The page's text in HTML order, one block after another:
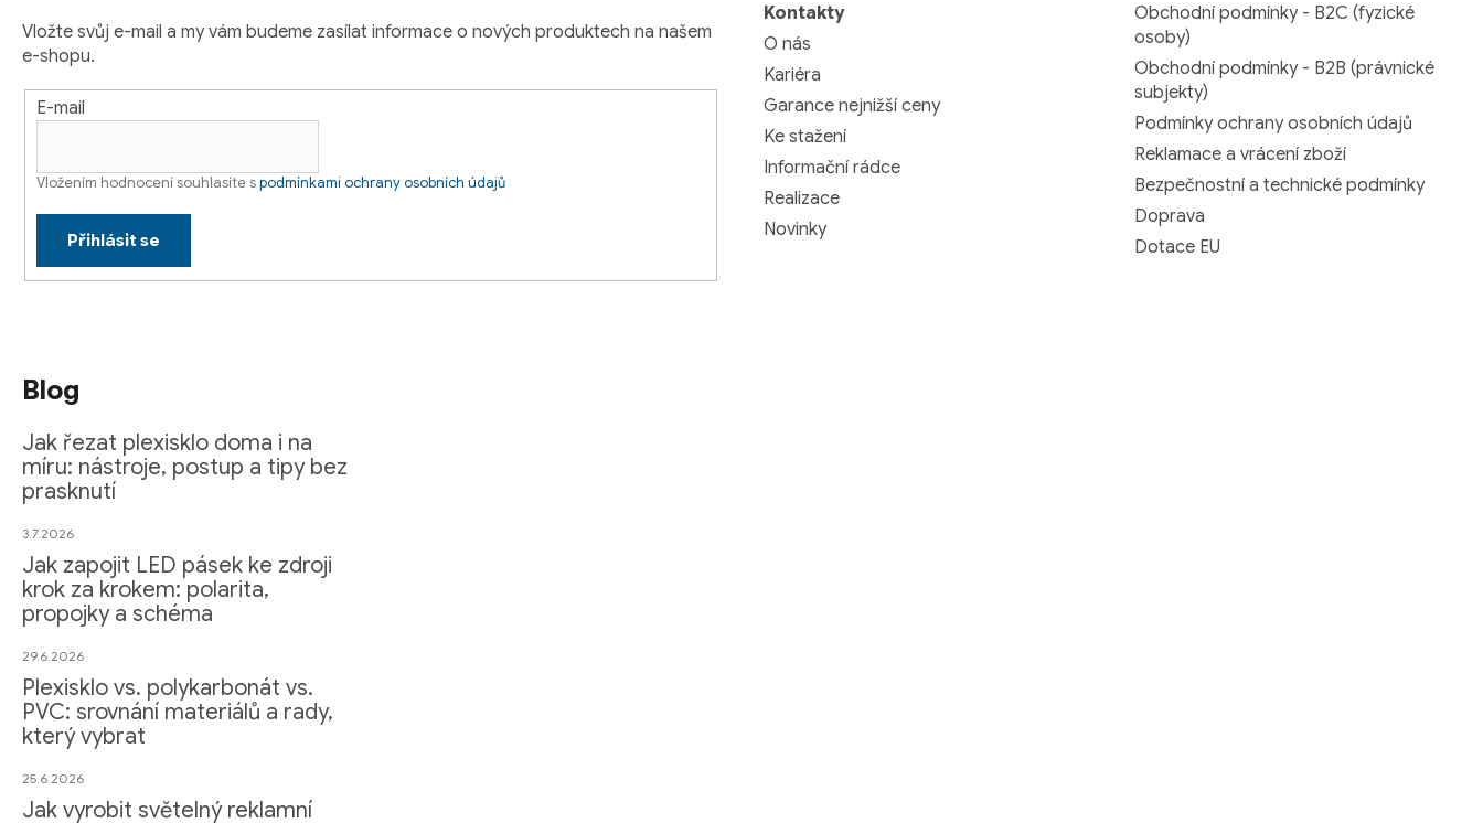
Vložte svůj e-mail a my vám budeme zasílat informace o nových produktech na našem
e-shopu.
E-mail
Vložením hodnocení souhlasíte spodmínkami ochrany osobních údajů
Přihlásit se
Kontakty
O nás
Kariéra
Garance nejnižší ceny
Ke stažení
Informační rádce
Realizace
Novinky
Obchodní podmínky - B2C (fyzické
osoby)
Obchodní podmínky - B2B (právnické
subjekty)
Podmínky ochrany osobních údajů
Reklamace a vrácení zboží
Bezpečnostní a technické podmínky
Doprava
Dotace EU
Blog
Jak řezat plexisklo doma i na
míru: nástroje, postup a tipy bez
prasknutí
3.7.2026
Jak zapojit LED pásek ke zdroji
krok za krokem: polarita,
propojky a schéma
29.6.2026
Plexisklo vs. polykarbonát vs.
PVC: srovnání materiálů a rady,
který vybrat
25.6.2026
Jak vyrobit světelný reklamní